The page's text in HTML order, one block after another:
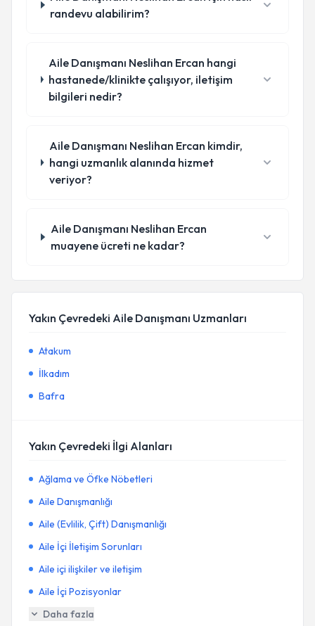
randevu alabilirim?
Aile Danışmanı Neslihan Ercan hangi
hastanede/klinikte çalışıyor, iletişim
bilgileri nedir?
Aile Danışmanı Neslihan Ercan kimdir,
hangi uzmanlık alanında hizmet
veriyor?
Aile Danışmanı Neslihan Ercan
muayene ücreti ne kadar?
Yakın Çevredeki Aile Danışmanı Uzmanları
Atakum
İlkadım
Bafra
Yakın Çevredeki İlgi Alanları
Ağlama ve Öfke Nöbetleri
Aile Danışmanlığı
Aile (Evlilik, Çift) Danışmanlığı
Aile İçi İletişim Sorunları
Aile içi ilişkiler ve iletişim
Aile İçi Pozisyonlar
Daha fazla